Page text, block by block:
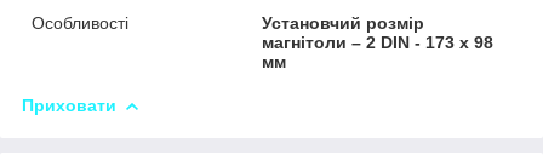
Особливості
Установчий розмір
магнітоли – 2 DIN - 173 x 98
мм
Приховати